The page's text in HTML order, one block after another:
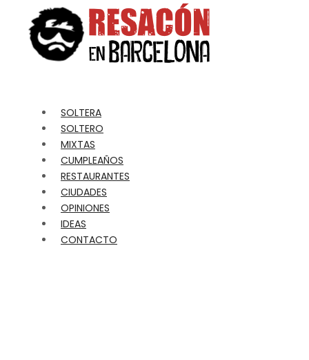
SOLTERA
SOLTERO
MIXTAS
CUMPLEAÑOS
RESTAURANTES
CIUDADES
OPINIONES
IDEAS
CONTACTO